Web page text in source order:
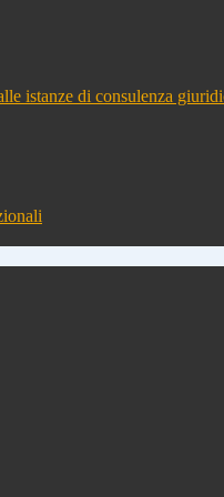
istanze di consulenza